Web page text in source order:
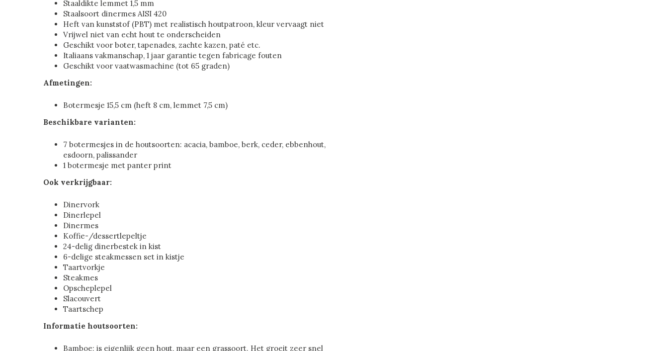
Staaldikte lemmet 1,5 mm
Staalsoort dinermes AISI 420
Heft van kunststof (PBT) met realistisch houtpatroon, kleur vervaagt niet
Vrijwel niet van echt hout te onderscheiden
Geschikt voor boter, tapenades, zachte kazen, paté etc.
Italiaans vakmanschap, 1 jaar garantie tegen fabricage fouten
Geschikt voor vaatwasmachine (tot 65 graden)
Afmetingen:
Botermesje 15,5 cm (heft 8 cm, lemmet 7,5 cm)
Beschikbare varianten:
7 botermesjes in de houtsoorten: acacia, bamboe, berk, ceder, ebbenhout,
esdoorn, palissander
1 botermesje met panter print
Ook verkrijgbaar:
Dinervork
Dinerlepel
Dinermes
Koffie-/dessertlepeltje
24-delig dinerbestek in kist
6-delige steakmessen set in kistje
Taartvorkje
Steakmes
Opscheplepel
Slacouvert
Taartschep
Informatie houtsoorten:
Bamboe: is eigenlijk geen hout, maar een grassoort. Het groeit zeer snel